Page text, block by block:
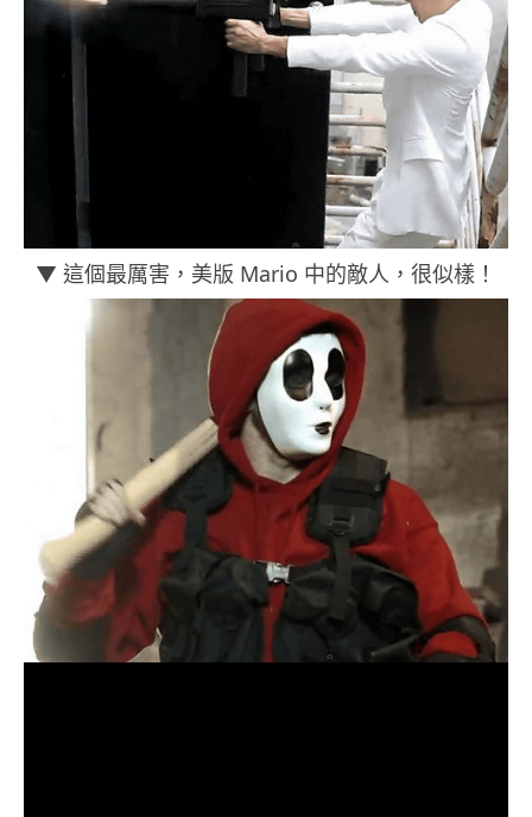
▼ 這個最厲害，美版 Mario 中的敵人，很似樣！